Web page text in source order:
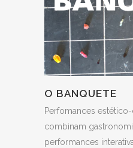
O BANQUETE
Perfomances
combinam
performances